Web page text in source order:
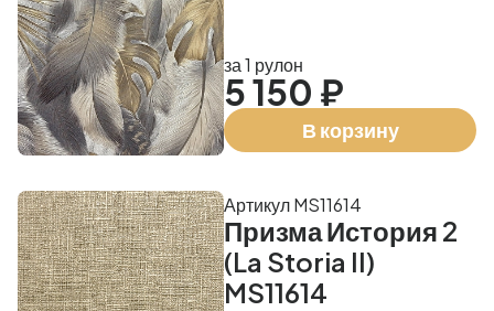
за 1 рулон
5 150 ₽
В корзину
Призма История 2
(La Storia II)
MS11614
Артикул MS11614